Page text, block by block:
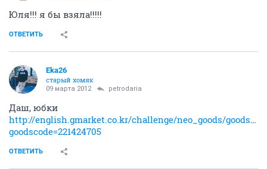
Юля!!! я бы взяла!!!!!
ОТВЕТИТЬ
Eka26
старый хомяк
09 марта 2012 petrodaria
Даш, юбки
http://english.gmarket.co.kr/challenge/neo_goods/
goodscode=221424705
ОТВЕТИТЬ